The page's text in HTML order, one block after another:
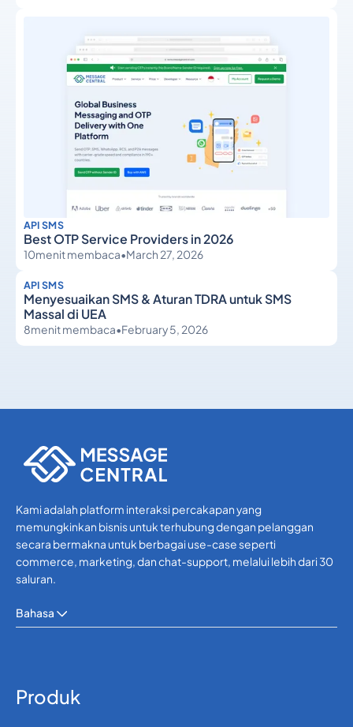
API SMS
Best OTP Service Providers in 2026
10menit membaca•March 27, 2026
API SMS
Menyesuaikan SMS & Aturan TDRA untuk SMS
Massal di UEA
8menit membaca•February 5, 2026
Kami adalah platform interaksi percakapan yang
memungkinkan bisnis untuk terhubung dengan pelanggan
secara bermakna untuk berbagai use-case seperti
commerce, marketing, dan chat-support, melalui lebih dari 30
saluran.
Bahasa
Produk